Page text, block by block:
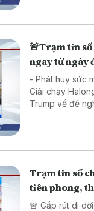
🚨Trạm tin
ngay từ ngày
- Phát huy sức
Giải chạy
Trump về đề
Trạm tin số
tiên phong,
🚨 Gấp rút di